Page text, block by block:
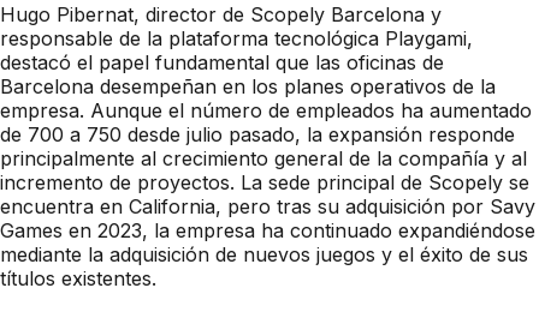
Hugo Pibernat, director de Scopely Barcelona y
responsable de la plataforma tecnológica Playgami,
destacó el papel fundamental que las oficinas de
Barcelona desempeñan en los planes operativos de la
empresa. Aunque el número de empleados ha aumentado
de 700 a 750 desde julio pasado, la expansión responde
principalmente al crecimiento general de la compañía y al
incremento de proyectos. La sede principal de Scopely se
encuentra en California, pero tras su adquisición por Savy
Games en 2023, la empresa ha continuado expandiéndose
mediante la adquisición de nuevos juegos y el éxito de sus
títulos existentes.